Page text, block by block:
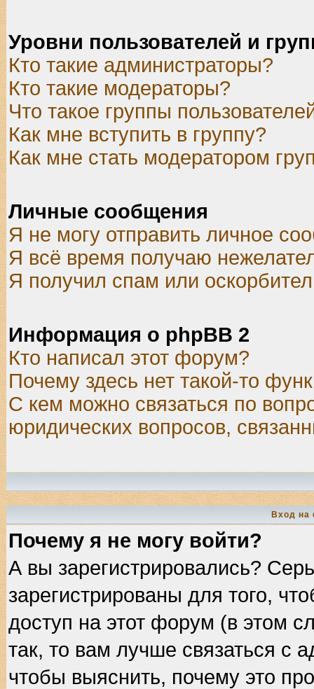
Уровни пользователей и
Кто такие администраторы?
Кто такие модераторы?
Что такое группы
Как мне вступить в группу?
Как мне стать модератором
Личные сообщения
Я не могу отправить личное
Я всё время получаю
Я получил спам или
Информация о phpBB 2
Кто написал этот форум?
Почему здесь нет такой-то
С кем можно связаться по
юридических вопросов,
Вход на
Почему я не могу войти?
А вы зарегистрировались?
зарегистрированы для того,
доступ на этот форум (в этом
так, то вам лучше связаться с
чтобы выяснить, почему это